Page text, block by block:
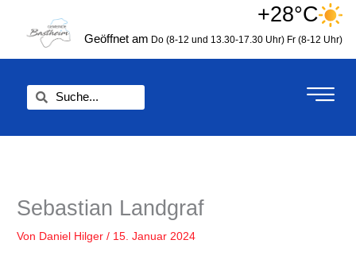
springen
+28°C
Geöffnet am Do (8-12 und 13.30-17.30 Uhr) Fr (8-12 Uhr)
Sebastian Landgraf
Von Daniel Hilger/ 15. Januar 2024